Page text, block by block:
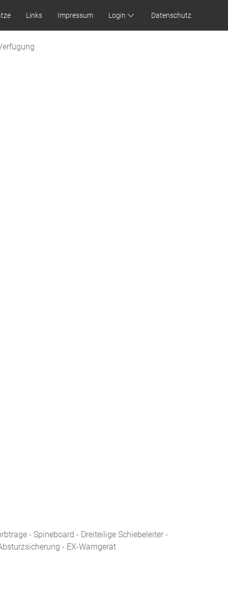
Links Impressum Login Datenschutz
- Spineboard - Dreiteilige Schiebeleiter -
- EX-Warngerät